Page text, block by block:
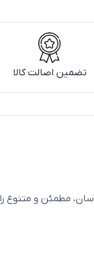
تضمین اصالت کالا
مطمئن و متنوع